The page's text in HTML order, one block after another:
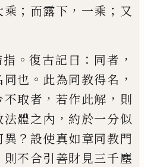
乘 ； 而露下 ， 一乘 ； 又
。復古記曰 ： 同者 ，
同也 。 此為同教得名 ，
不取者 ， 若作此解 ， 則
法體之內 ， 約於一分似
異 ？ 設使真如章同教門
則不合引善財見三千塵